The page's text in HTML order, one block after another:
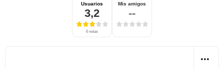
Usuarios
3,2
6 notas
Mis amigos
--